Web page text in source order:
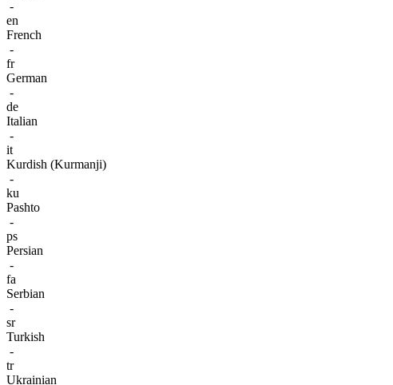
-
en
French
-
fr
German
-
de
Italian
-
it
Kurdish (Kurmanji)
-
ku
Pashto
-
ps
Persian
-
fa
Serbian
-
sr
Turkish
-
tr
Ukrainian